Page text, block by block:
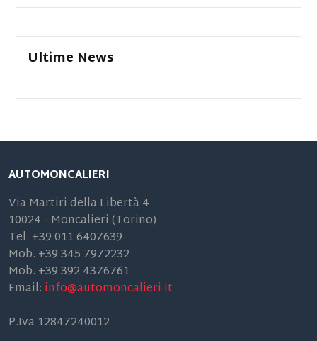
Ultime News
AUTOMONCALIERI
Via Martiri della Libertà 4
10024 - Moncalieri (Torino)
Tel. +39 011 6407639
Mob. +39 345 7972232
Mob. +39 392 4376761
Email: info@automoncalieri.it
P.Iva 12847240012